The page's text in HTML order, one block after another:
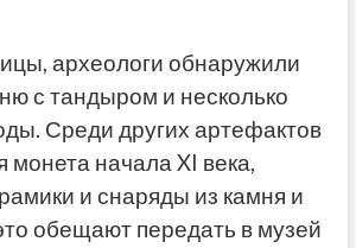
археологи обнаружили
с тандыром и несколько
Среди других артефактов
монета начала XI века,
и снаряды из камня и
обещают передать в музей